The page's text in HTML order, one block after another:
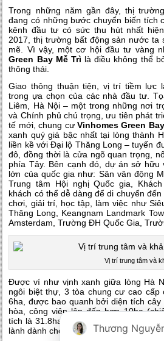
Trong những năm gần đây, thị
đang có những bước chuyển biến tích
kênh đầu tư có sức thu hút nhất
2017, thị trường bất động sản nước ta
mẽ. Vì vậy, một cơ hội đầu tư vàng
Green Bay Mễ Trì là điều không thể
thông thái.
Giao thông thuận tiện, vị trí tiềm lực
trong ựa chọn của các nhà đầu tư.
Liêm, Hà Nội – một trong những nơi
và Chính phủ chú trọng, ưu tiên phát
tế mới, chung cưVinhomes Green Bay
xanh quý giá bậc nhất tại lòng thành
liền kề với Đại lộ Thăng Long – tuyến
đô, đồng thời là cửa ngõ quan trọng,
phía Tây. Bên cạnh đó, dự án sở hữu
lớn của quốc gia như: Sân vân động
Trung tâm Hội nghị Quốc gia,
khách có thể dễ dàng để di chuyển
chơi, giải trí, học tập, làm việc như
Thăng Long, Keangnam Landmark
Amsterdam, Trường ĐH Quốc Gia,
Vị trí trung tâm và
Được ví như vịnh xanh giữa lòng Hà
ngôi biệt thự, 3 tòa chung cư cao cấp
6ha, được bao quanh bởi diện tích cây
hòa, công viên lên đến hơn 10ha
tích là 31.8ha. Điều này đảm bảo
lành dành cho quý cư dân.Thương